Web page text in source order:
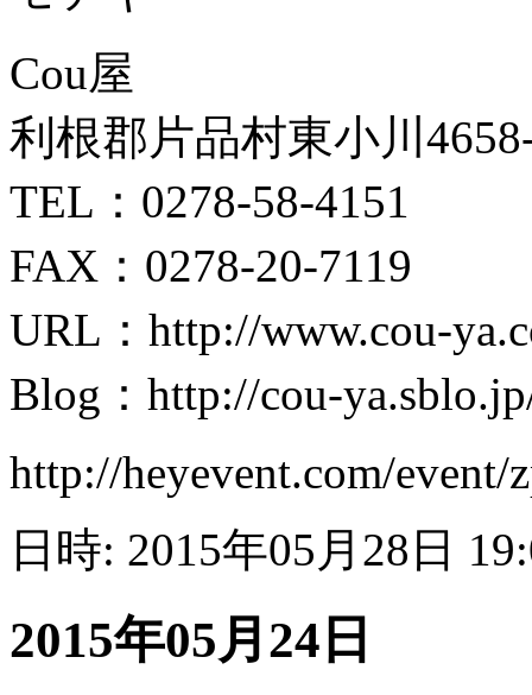
Cou屋
利根郡片品村東小川
TEL：0278-58-4151
FAX：0278-20-7119
URL：http://www.cou-
Blog：http://cou-
http://heyevent.com/event/
日時: 2015年05月28日
2015年05月24日